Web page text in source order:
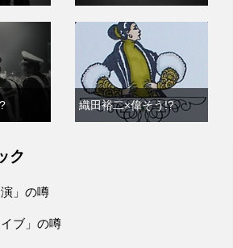
織田裕二×偉そう!?
ク
」の噂
ブ」の噂